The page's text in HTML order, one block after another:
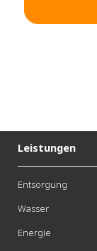
Leistungen
Entsorgung
Wasser
Energie